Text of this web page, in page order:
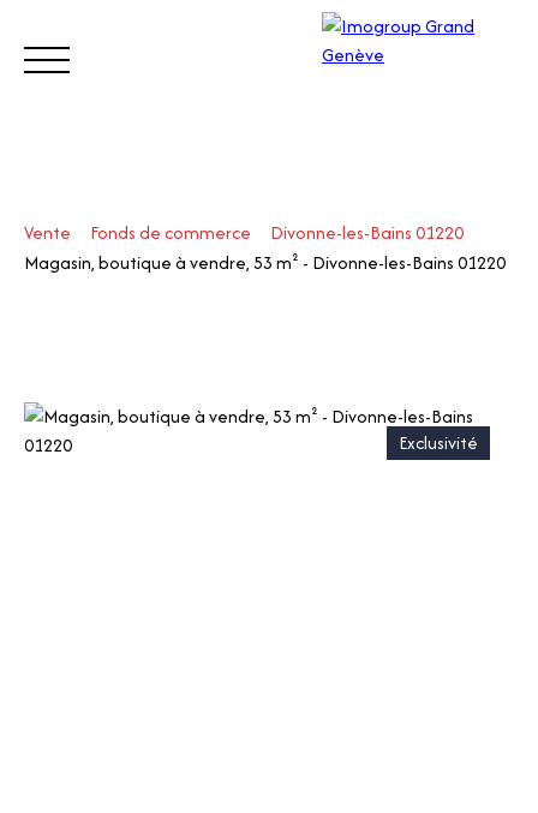
Visite
Vente Fonds de commerce
Divonne-les-Bains 01220
Magasin, boutique à vendre, 53 m² - Divonne-les-Bains 01220
Exclusivité